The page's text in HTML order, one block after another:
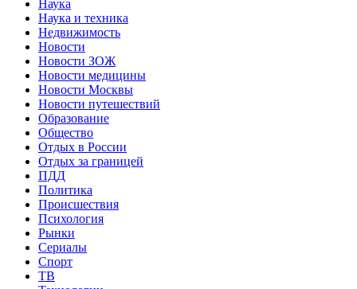
Наука
Наука и техника
Недвижимость
Новости
Новости ЗОЖ
Новости медицины
Новости Москвы
Новости путешествий
Образование
Общество
Отдых в России
Отдых за границей
ПДД
Политика
Происшествия
Психология
Рынки
Сериалы
Спорт
ТВ